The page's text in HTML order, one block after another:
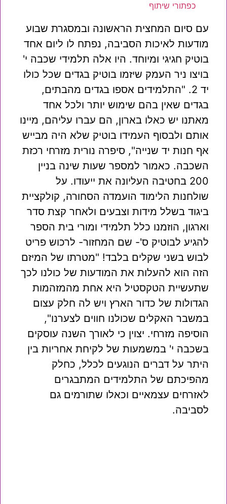
כפתורי שיתוף
עם סיום המחצית הראשונה ובמסגרת שבוע
מודעות לאיכות הסביבה, נפתח לו ליום אחד
בוטיק חגיגי ומיוחד. היו אלה תלמידי שכבה י'
בויצו ניר העמק שיזמו בוטיק בגדים שכל כולו
יד 2. "התלמידים אספו בגדים מהבתים,
בגדים שאין בהם שימוש יותר ולכל אחד
מאתנו יש כאלו בארון, הם עברו עליהם, מיינו
אותם ולבסוף העמידו בוטיק שלא היה מבייש
אף חנות יד שנייה", סיפרה נורית מזרחי רכזת
השכבה. כאמור למספר שעות שינה בניין
200 בחטיבה העליונה את ייעודו. על
שולחנות הלימוד הועמדה הסחורה, קולקציית
ביגוד בשלל מידות וצבעים ולאחר קצת סדר
וארגון, הוזמנו כלל תלמידי ומורי בית הספר
להגיע לבוטיק ס'- שם המחזור- לרכוש פריט
לבוש בשני שקלים בלבד! "מטרתו של המיזם
הזה הוא להעלות את המודעות של כולנו לכך
שתעשיית הטקסטיל היא אחת מהמזהמות
הגדולות של כדור הארץ ויש לה חלק עצום
במשבר האקלים שכולנו חווים לצערנו",
הוסיפה מזרחי. יצוין כי לאורך השנה עוסקים
בשכבה י' במשמעות של לקיחת אחריות בין
היתר על דברים הנוגעים לכלל, כחלק
מהפיכתם של התלמידים המתבגרים
לאזרחים עצמאיים וכאלו שתורמים גם
לסביבה.